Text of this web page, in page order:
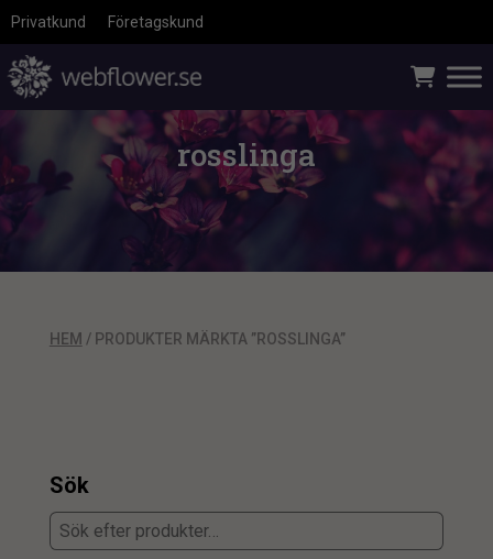
Privatkund Företagskund
rosslinga
HEM / PRODUKTER MÄRKTA ”ROSSLINGA”
Sök